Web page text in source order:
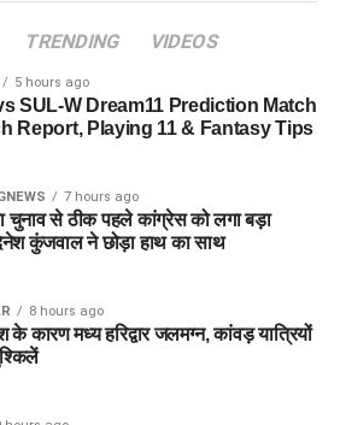
TRENDING VIDEOS
5 hours ago
SUL-W Dream11 Prediction Match
Report, Playing 11 & Fantasy Tips
7 hours ago
चुनाव से ठीक पहले कांग्रेस को लगा बड़ा
कुंजवाल ने छोड़ा हाथ का साथ
8 hours ago
के कारण मध्य हरिद्वार जलमग्न, कांवड़ यात्रियों